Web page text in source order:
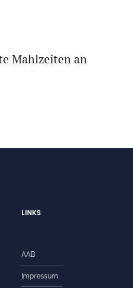
Mahlzeiten an
LINKS
AAB
Impressum